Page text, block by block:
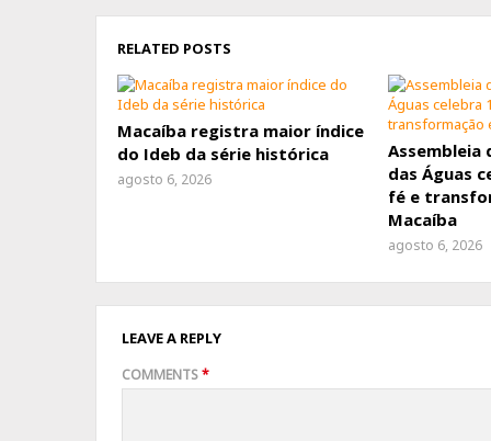
RELATED POSTS
Macaíba registra maior índice
do Ideb da série histórica
agosto 6, 2026
Assembleia
das Águas
fé e
Macaíba
agosto 6, 2026
LEAVE A REPLY
COMMENTS*